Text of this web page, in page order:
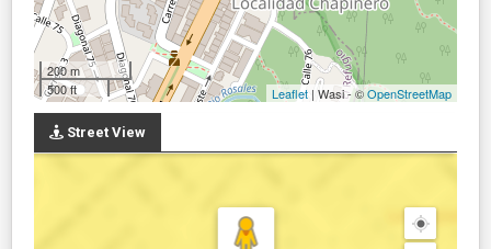
200 m
500 ft
Leaflet | Wasi - ©OpenStreetMap
Street View